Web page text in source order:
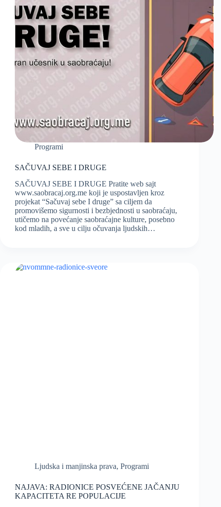
Programi
SAČUVAJ SEBE I DRUGE
SAČUVAJ SEBE I DRUGE Pratite web sajt
www.saobracaj.org.me koji je uspostavljen kroz
projekat “Sačuvaj sebe I druge” sa ciljem da
promovišemo sigurnosti i bezbjednosti u saobraćaju,
utičemo na povećanje saobraćajne kulture, posebno
kod mladih, a sve u cilju očuvanja ljudskih…
Ljudska i manjinska prava, Programi
NAJAVA: RADIONICE POSVEĆENE JAČANJU
KAPACITETA RE POPULACIJE